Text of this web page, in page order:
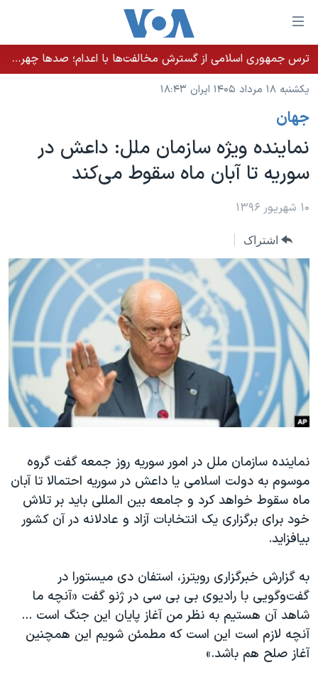
لینکهای
قابل
دسترسی
جهش
محتوای
اصلی
به
صفحه
جهش
به
جستجو
خانه
نسخه سبک وب‌سایت
موضوع ها
ایران
آمریکا
جهان
ویژه برنامه‌ها
ویدیوها
فرهنگ و زندگی
حقوق شهروندی
اقتصادی
علم و فناوری
گالری عکس
آرشیو پخش زنده
برنامه های تلویزیونی
جدول برنامه ها
صفحه‌های ویژه
۲۵۰سالگی آمریکا
بایگانی برنامه‌های تلویزیونی
مستندها
انتخابات ریاست جمهوری آمریکا ۲۰۲۴
حمله جمهوری اسلامی به اسرائیل
رمز مهسا
اعتراضات زن، زندگی، آزادی
مجموعه مستندهای دادخواهی
تریبونال مردمی آبان ۹۸
دادگاه حمید نوری
قانون شفافیت دارائی کادر رهبری ایران
اعتراضات مردمی آبان ۹۸
اسرائیل در جنگ
نرگس محمدی برنده جایزه نوبل صلح
فرکانس‌های صدای آمریکا
پخش رادیویی
یادگیری زبان انگلیسی
دنبال کنید
زبانهای مختلف
ترس جمهوری اسلامی از گسترش مخالفت‌ها با اعدام؛ صدها چهره شناخته‌شده به دادسرا احضار شدند
یکشنبه ۱۸ مرداد ۱۴۰۵ ایران ۱۸:۴۳
جهان
نماینده ویژه سازمان ملل: داعش در
سوریه تا آبان ماه سقوط می‌کند
۱۰ شهریور ۱۳۹۶
اشتراک
نماینده سازمان ملل در امور سوریه روز جمعه گفت گروه
موسوم به دولت اسلامی یا داعش در سوریه احتمالا تا آبان
ماه سقوط خواهد کرد و جامعه بین المللی باید بر تلاش
خود برای برگزاری یک انتخابات آزاد و عادلانه در آن کشور
بیافزاید.
به گزارش خبرگزاری رویترز، استفان دی میستورا در
گفت‌وگویی با رادیوی بی بی سی در ژنو گفت «آنچه ما
شاهد آن هستیم به نظر من آغاز پایان این جنگ است ...
آنچه لازم است این است که مطمئن شویم این همچنین
آغاز صلح هم باشد.»